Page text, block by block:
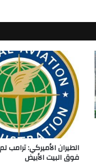
الطيران الأميركي:
فوق البيت الأبيض